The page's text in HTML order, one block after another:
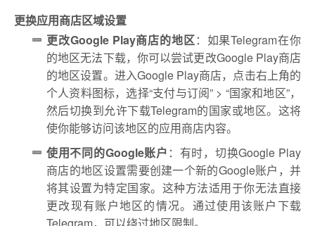
更换应用商店区域设置
更改Google Play商店的地区：如果Telegram在你
的地区无法下载，你可以尝试更改Google Play商店
的地区设置。进入Google Play商店，点击右上角的
个人资料图标，选择“支付与订阅” > “国家和地区”，
然后切换到允许下载Telegram的国家或地区。这将
使你能够访问该地区的应用商店内容。
使用不同的Google账户 ：有时，切换Google Play
商店的地区设置需要创建一个新的Google账户，并
将其设置为特定国家。这种方法适用于你无法直接
更改现有账户地区的情况。通过使用该账户下载